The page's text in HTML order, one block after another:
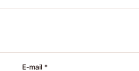
E-mail *